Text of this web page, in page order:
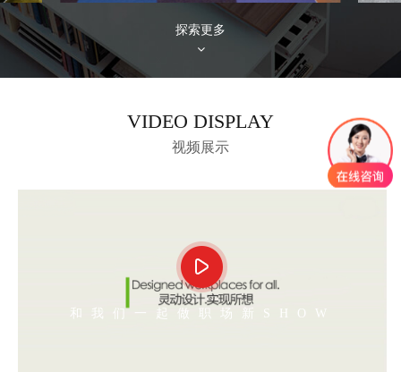
探索更多
VIDEO DISPLAY
视频展示
和我们一起做职场新SHOW